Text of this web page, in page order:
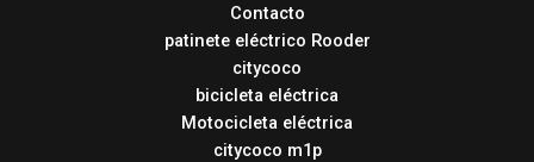
Contacto
patinete eléctrico Rooder
citycoco
bicicleta eléctrica
Motocicleta eléctrica
citycoco m1p